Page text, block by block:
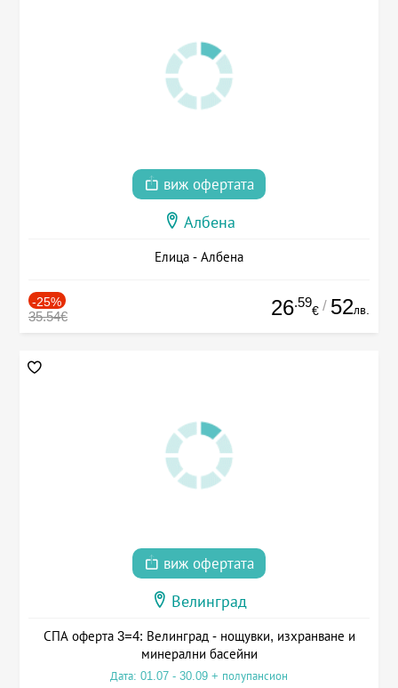
виж офертата
Албена
Елица - Албена
-25%
35.54€ 26.59
€ / 52лв.
виж офертата
Велинград
СПА оферта 3=4: Велинград - нощувки, изхранване и
минерални басейни
Дата: 01.07 - 30.09 + полупансион